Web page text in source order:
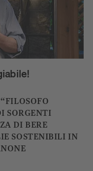
SORGENTI
DI BERE
SOSTENIBILI IN